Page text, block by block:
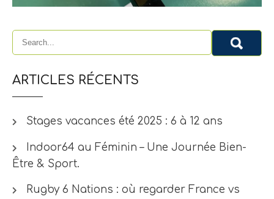
ARTICLES RÉCENTS
Stages vacances été 2025 : 6 à 12 ans
Indoor64 au Féminin – Une Journée Bien-
Être & Sport.
Rugby 6 Nations : où regarder France vs